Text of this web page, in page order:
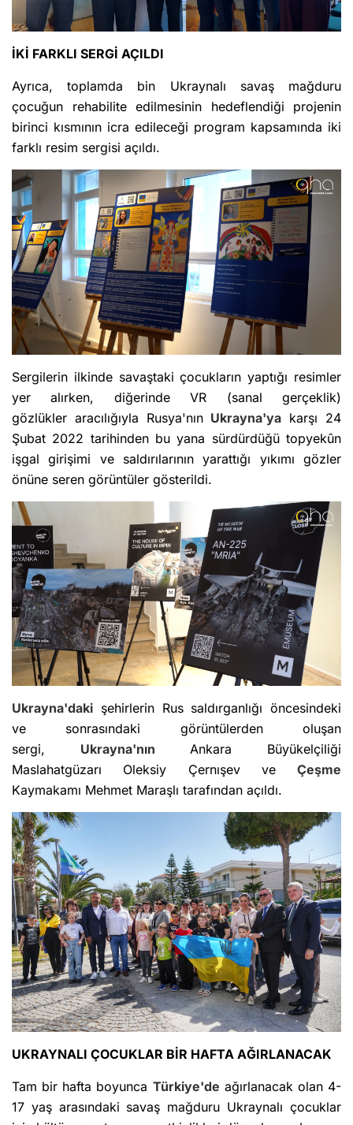
İKİ FARKLI SERGİ AÇILDI
Ayrıca, toplamda bin Ukraynalı savaş mağduru
çocuğun rehabilite edilmesinin hedeflendiği projenin
birinci kısmının icra edileceği program kapsamında iki
farklı resim sergisi açıldı.
Sergilerin ilkinde savaştaki çocukların yaptığı resimler
yer alırken, diğerinde VR (sanal gerçeklik)
gözlükler aracılığıyla Rusya'nın Ukrayna'ya karşı 24
Şubat 2022 tarihinden bu yana sürdürdüğü topyekûn
işgal girişimi ve saldırılarının yarattığı yıkımı gözler
önüne seren görüntüler gösterildi.
Ukrayna'daki şehirlerin Rus saldırganlığı öncesindeki
ve sonrasındaki görüntülerden oluşan
sergi, Ukrayna'nın Ankara Büyükelçiliği
Maslahatgüzarı Oleksiy Çernışev ve Çeşme
Kaymakamı Mehmet Maraşlı tarafından açıldı.
UKRAYNALI ÇOCUKLAR BİR HAFTA AĞIRLANACAK
Tam bir hafta boyunca Türkiye'de ağırlanacak olan 4-
17 yaş arasındaki savaş mağduru Ukraynalı çocuklar